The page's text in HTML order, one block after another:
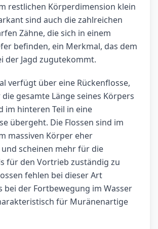
restlichen Körperdimension klein
sind auch die zahlreichen
Zähne, die sich in einem
befinden, ein Merkmal, das dem
der Jagd zugutekommt.
verfügt über eine Rückenflosse,
gesamte Länge seines Körpers
im hinteren Teil in eine
übergeht. Die Flossen sind im
massiven Körper eher
scheinen mehr für die
für den Vortrieb zuständig zu
fehlen bei dieser Art
bei der Fortbewegung im Wasser
für Muränenartige